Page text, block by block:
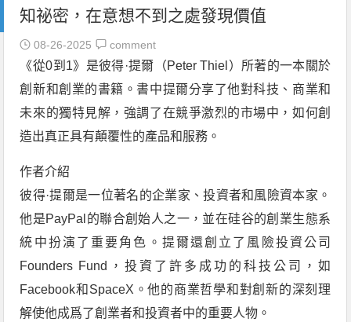
知祕密，在意想不到之處發現價值
08-26-2025 comment
《從0到1》是彼得·提爾（Peter Thiel）所著的一本關於
創新和創業的書籍。書中提爾分享了他對科技、商業和
未來的獨特見解，強調了在競爭激烈的市場中，如何創
造出真正具有顛覆性的產品和服務。
作者介紹
彼得·提爾是一位著名的企業家、投資者和風險資本家。
他是PayPal的聯合創始人之一，並在硅谷的創業生態系
統中扮演了重要角色。提爾還創立了風險投資公司
Founders Fund，投資了許多成功的科技公司，如
Facebook和SpaceX。他的商業哲學和對創新的深刻理
解使他成爲了創業者和投資者中的重要人物。